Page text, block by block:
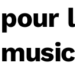
pour